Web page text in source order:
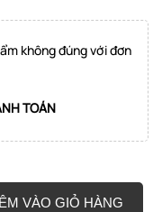
không đúng với đơn
TOÁN
VÀO GIỎ HÀNG